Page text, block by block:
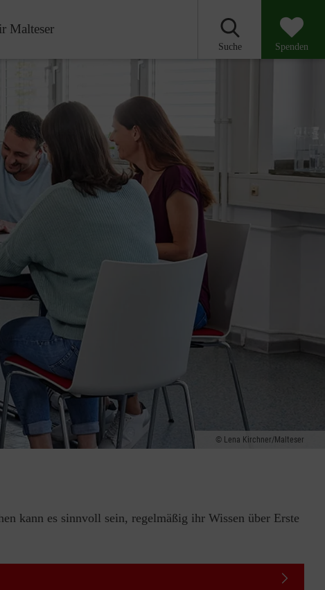
Malteser
Suche Spenden
Lena Kirchner/Malteser
kann es sinnvoll sein, regelmäßig ihr Wissen über Erste